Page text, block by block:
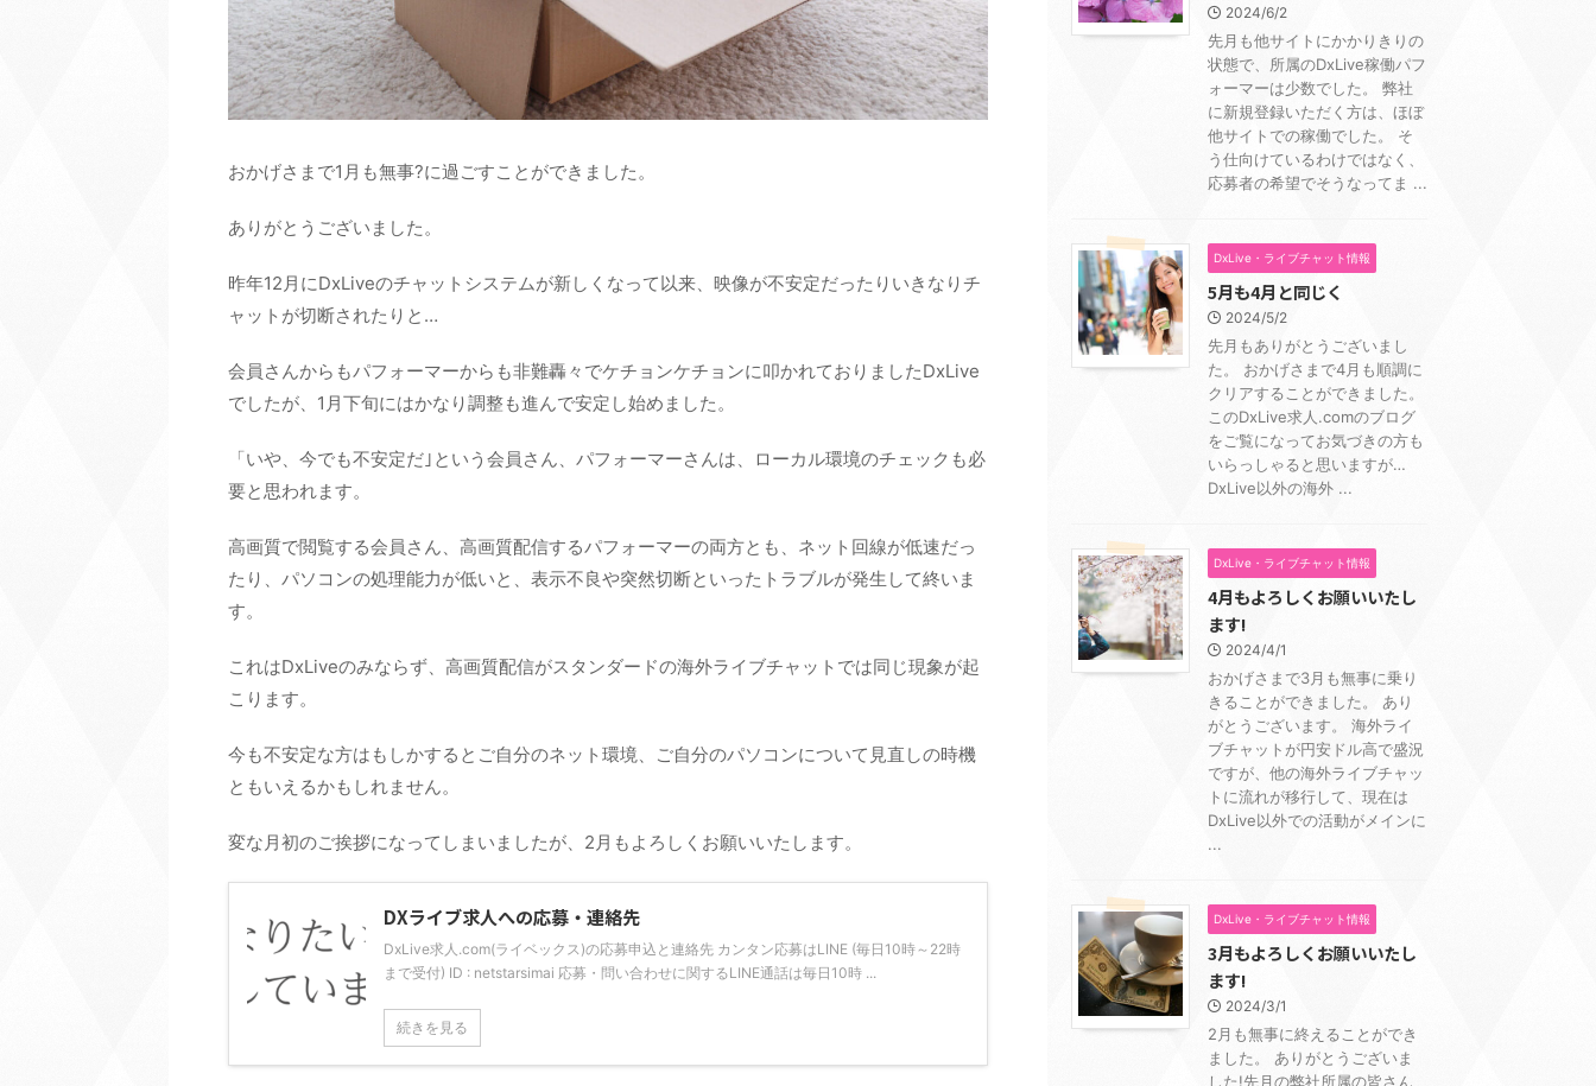
おかげさまで1月も無事?に過ごすことができました。
ありがとうございました。
昨年12月にDxLiveのチャットシステムが新しくなって以来、映像が不安定だったりいきなりチ
ャットが切断されたりと…
会員さんからもパフォーマーからも非難轟々でケチョンケチョンに叩かれておりましたDxLive
でしたが、1月下旬にはかなり調整も進んで安定し始めました。
「いや、今でも不安定だ｣という会員さん、パフォーマーさんは、ローカル環境のチェックも必
要と思われます。
高画質で閲覧する会員さん、高画質配信するパフォーマーの両方とも、ネット回線が低速だっ
たり、パソコンの処理能力が低いと、表示不良や突然切断といったトラブルが発生して終いま
す。
これはDxLiveのみならず、高画質配信がスタンダードの海外ライブチャットでは同じ現象が起
こります。
今も不安定な方はもしかするとご自分のネット環境、ご自分のパソコンについて見直しの時機
ともいえるかもしれません。
変な月初のご挨拶になってしまいましたが、2月もよろしくお願いいたします。
DXライブ求人への応募・連絡先
DxLive求人.com(ライベックス)の応募申込と連絡先 カンタン応募はLINE (毎日10時～22時
まで受付) ID : netstarsimai 応募・問い合わせに関するLINE通話は毎日10時 ...
続きを見る
2024/6/2
先月も他サイトにかかりきりの
状態で、所属のDxLive稼働パフ
ォーマーは少数でした。 弊社
に新規登録いただく方は、ほぼ
他サイトでの稼働でした。 そ
う仕向けているわけではなく、
応募者の希望でそうなってま ...
DxLive・ライブチャット情報
5月も4月と同じく
2024/5/2
先月もありがとうございまし
た。 おかげさまで4月も順調に
クリアすることができました。
このDxLive求人.comのブログ
をご覧になってお気づきの方も
いらっしゃると思いますが…
DxLive以外の海外 ...
DxLive・ライブチャット情報
4月もよろしくお願いいたし
ます!
2024/4/1
おかげさまで3月も無事に乗り
きることができました。 あり
がとうございます。 海外ライ
ブチャットが円安ドル高で盛況
ですが、他の海外ライブチャッ
トに流れが移行して、現在は
DxLive以外での活動がメインに
...
DxLive・ライブチャット情報
3月もよろしくお願いいたし
ます!
2024/3/1
2月も無事に終えることができ
ました。 ありがとうございま
した!先月の弊社所属の皆さん